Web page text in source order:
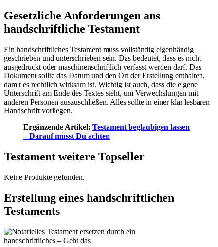
Gesetzliche Anforderungen ans
handschriftliche Testament
Ein handschriftliches Testament muss vollständig eigenhändig
geschrieben und unterschrieben sein. Das bedeutet, dass es nicht
ausgedruckt oder maschinenschriftlich verfasst werden darf. Das
Dokument sollte das Datum und den Ort der Erstellung enthalten,
damit es rechtlich wirksam ist. Wichtig ist auch, dass die eigene
Unterschrift am Ende des Textes steht, um Verwechslungen mit
anderen Personen auszuschließen. Alles sollte in einer klar lesbaren
Handschrift vorliegen.
Ergänzende Artikel: Testament beglaubigen lassen
– Darauf musst Du achten
Testament weitere Topseller
Keine Produkte gefunden.
Erstellung eines handschriftlichen
Testaments